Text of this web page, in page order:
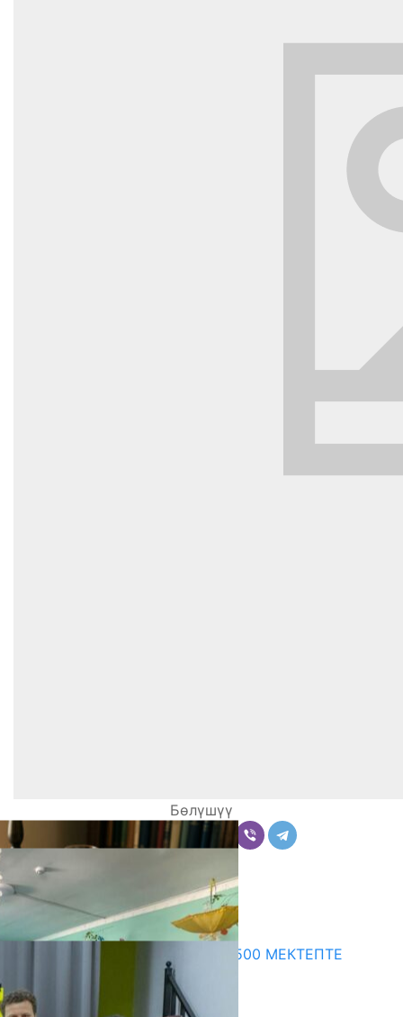
Бөлүшүү
Комментарийлер
Акыркы жаңылыктар
ПРЕЗИДЕНТТИН ЖАРЛЫГЫ: 500 МЕКТЕПТЕ
ШАХМАТ ИЙРИМИ АЧЫЛАТ
06.08.2026